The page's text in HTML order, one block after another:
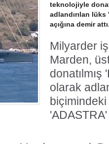
teknolojiyle
adlandırılan lüks
açığına demir
Milyarder
Marden,
olarak
'ADASTRA'